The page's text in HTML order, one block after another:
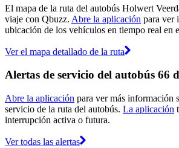
El mapa de la ruta del autobús Holwert
viaje con Qbuzz. Abre la aplicación para ver
ubicación de los vehículos en tiempo real en
Ver el mapa detallado de la ruta
Alertas de servicio del autobús 66
Abre la aplicación para ver más información
servicio de la ruta del autobús. La aplicación
interrupción activa o futura.
Ver todas las alertas